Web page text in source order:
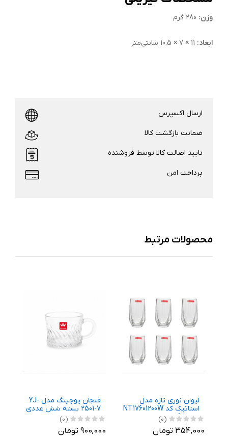
وزن:
ابعاد:
ارسال اکسپرس
ضمانت بازگشت کالا
تایید اصالت کالا توسط فروشنده
پرداخت امن
محصولات مرتبط
لیوان نوری تازه مدل
استاتيک کد NT17601200W
بسته 6 عددی
(0)
354,000 تومان
فنجان يوجينگ مدل YJ-
2501-7 بسته شش عددی
(0)
900,000 تومان